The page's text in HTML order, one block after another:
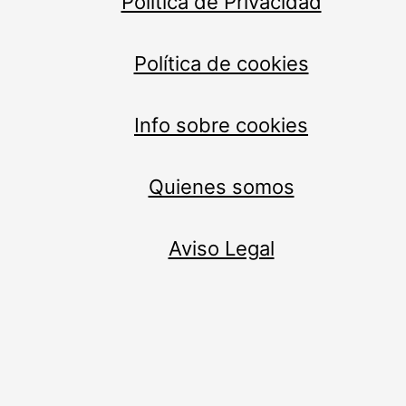
Política de cookies
Info sobre cookies
Quienes somos
Aviso Legal